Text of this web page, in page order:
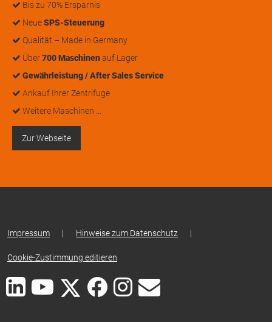
Bis zu 70% Ersparnis
NeueSPS-Steuerung
Qualität – Made in Germany
Über700 Maschinenauf Lager
Gewährleistung / After Sales Service
Ankauf Ihrer Zentrifuge
Weitere Maschinen …
Zur Webseite
Impressum | Hinweise zum Datenschutz |
Cookie-Zustimmung editieren